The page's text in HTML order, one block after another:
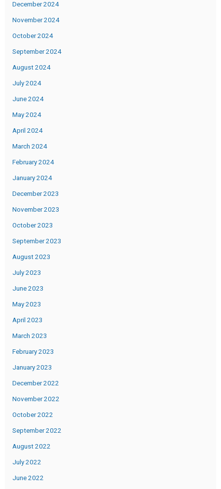
December 2024
November 2024
October 2024
September 2024
August 2024
July 2024
June 2024
May 2024
April 2024
March 2024
February 2024
January 2024
December 2023
November 2023
October 2023
September 2023
August 2023
July 2023
June 2023
May 2023
April 2023
March 2023
February 2023
January 2023
December 2022
November 2022
October 2022
September 2022
August 2022
July 2022
June 2022